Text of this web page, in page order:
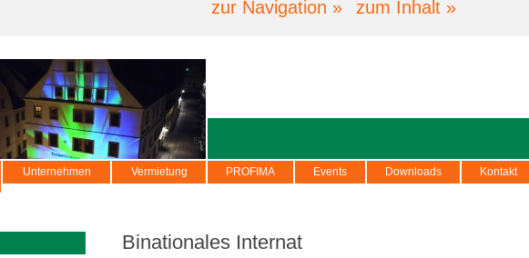
zur Navigation » zum Inhalt »
Unternehmen Vermietung PROFIMA Events Downloads Kontakt
Binationales Internat